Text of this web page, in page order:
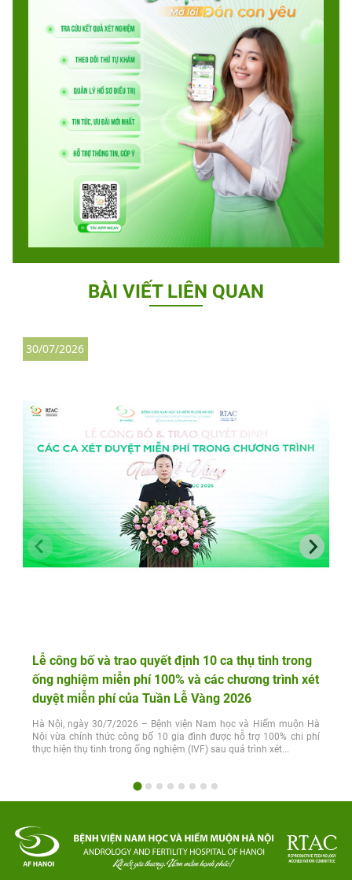
BÀI VIẾT LIÊN QUAN
Lễ công bố và trao quyết định 10 ca thụ tinh trong
ống nghiệm miễn phí 100% và các chương trình xét
duyệt miễn phí của Tuần Lễ Vàng 2026
Hà Nội, ngày 30/7/2026 – Bệnh viện Nam học và Hiếm muộn Hà
Nội vừa chính thức công bố 10 gia đình được hỗ trợ 100% chi phí
thực hiện thụ tinh trong ống nghiệm (IVF) sau quá trình xét...
30/07/2026